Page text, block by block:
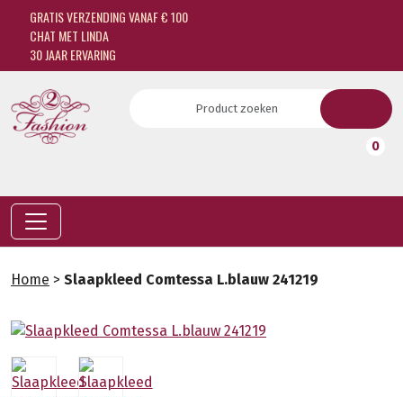
GRATIS VERZENDING VANAF € 100
CHAT MET LINDA
30 JAAR ERVARING
0
Home > Slaapkleed Comtessa L.blauw 241219